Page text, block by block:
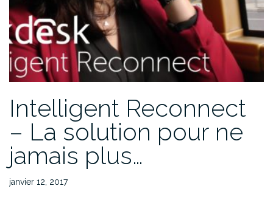
Intelligent Reconnect
– La solution pour ne
jamais plus…
janvier 12, 2017